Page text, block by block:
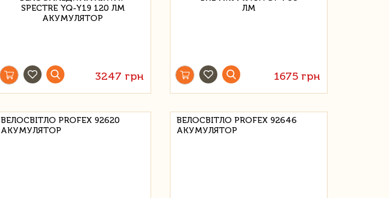
3247 грн 1675 грн
ВЕЛОСВІТЛО PROFEX 92620
АКУМУЛЯТОР
ВЕЛОСВІТЛО PROFEX 92646
АКУМУЛЯТОР